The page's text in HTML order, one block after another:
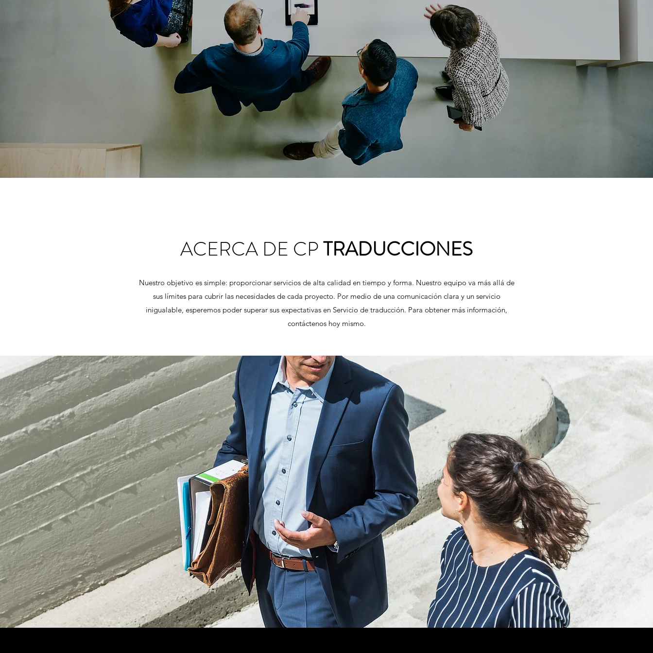
ACERCA DE CPTRADUCCIONES
Nuestro objetivo es simple: proporcionar servicios de alta calidad en tiempo y forma. Nuestro equipo va más allá de
sus límites para cubrir las necesidades de cada proyecto. Por medio de una comunicación clara y un servicio
inigualable, esperemos poder superar sus expectativas en Servicio de traducción. Para obtener más información,
contáctenos hoy mismo.